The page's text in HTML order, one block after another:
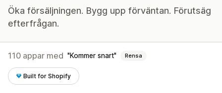
Öka försäljningen. Bygg upp förväntan. Förutsäg
efterfrågan.
110 appar med Kommer snart Rensa
Built for Shopify